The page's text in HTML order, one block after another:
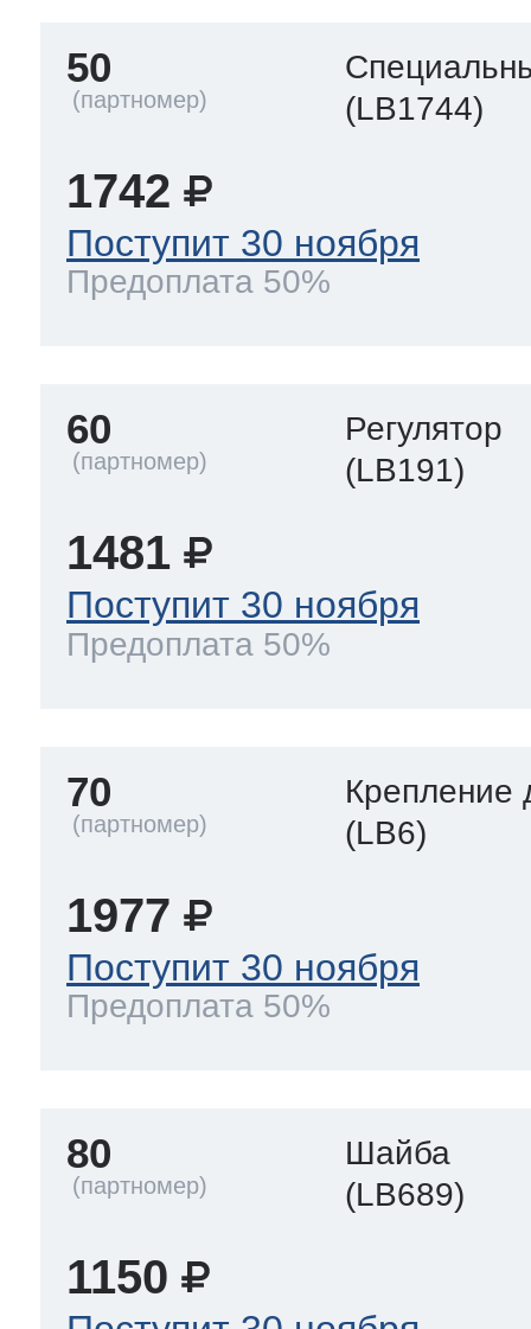
50
(LB1744)
1742
Поступит 30 ноября
Предоплата 50%
60
Регулятор
(LB191)
1481
Поступит 30 ноября
Предоплата 50%
70
Крепление
(LB6)
1977
Поступит 30 ноября
Предоплата 50%
80
Шайба
(LB689)
1150